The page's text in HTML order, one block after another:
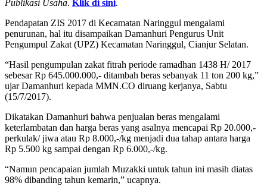
Publikasi Usaha. Klik di sini.
Pendapatan ZIS 2017 di Kecamatan Naringgul mengalami
penurunan, hal itu disampaikan Damanhuri Pengurus Unit
Pengumpul Zakat (UPZ) Kecamatan Naringgul, Cianjur Selatan.
“Hasil pengumpulan zakat fitrah periode ramadhan 1438 H/ 2017
sebesar Rp 645.000.000,- ditambah beras sebanyak 11 ton 200 kg,”
ujar Damanhuri kepada MMN.CO diruang kerjanya, Sabtu
(15/7/2017).
Dikatakan Damanhuri bahwa penjualan beras mengalami
keterlambatan dan harga beras yang asalnya mencapai Rp 20.000,-
perkulak/ jiwa atau Rp 8.000,-/kg menjadi dua tahap antara harga
Rp 5.500 kg sampai dengan Rp 6.000,-/kg.
“Namun pencapaian jumlah Muzakki untuk tahun ini masih diatas
98% dibanding tahun kemarin,” ucapnya.